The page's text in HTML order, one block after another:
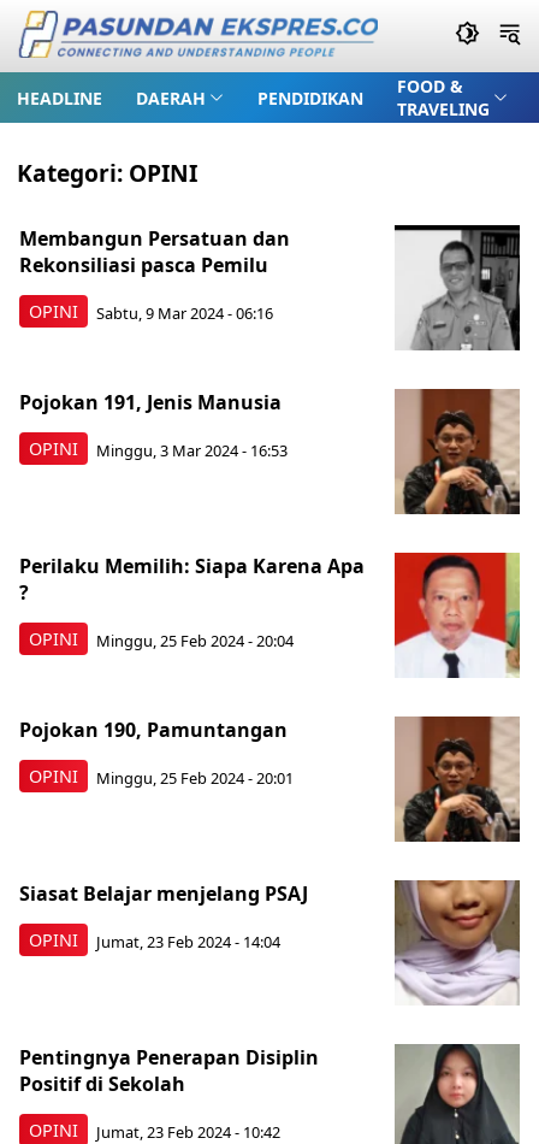
HEADLINE DAERAH PENDIDIKAN
FOOD &
TRAVELING
Kategori: OPINI
OPINI
Membangun Persatuan dan
Rekonsiliasi pasca Pemilu
Sabtu, 9 Mar 2024 - 06:16
OPINI
Pojokan 191, Jenis Manusia
Minggu, 3 Mar 2024 - 16:53
OPINI
Perilaku Memilih: Siapa Karena Apa
?
Minggu, 25 Feb 2024 - 20:04
OPINI
Pojokan 190, Pamuntangan
Minggu, 25 Feb 2024 - 20:01
OPINI
Siasat Belajar menjelang PSAJ
Jumat, 23 Feb 2024 - 14:04
OPINI
Pentingnya Penerapan Disiplin
Positif di Sekolah
Jumat, 23 Feb 2024 - 10:42